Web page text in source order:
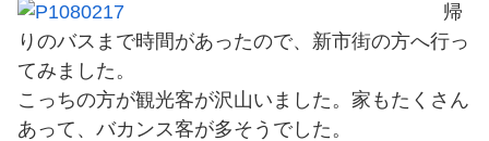
帰
りのバスまで時間があったので、新市街の方へ行っ
てみました。
こっちの方が観光客が沢山いました。家もたくさん
あって、バカンス客が多そうでした。